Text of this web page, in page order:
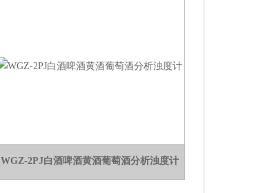
WGZ-2PJ白酒啤酒黄酒葡萄酒分析浊度计